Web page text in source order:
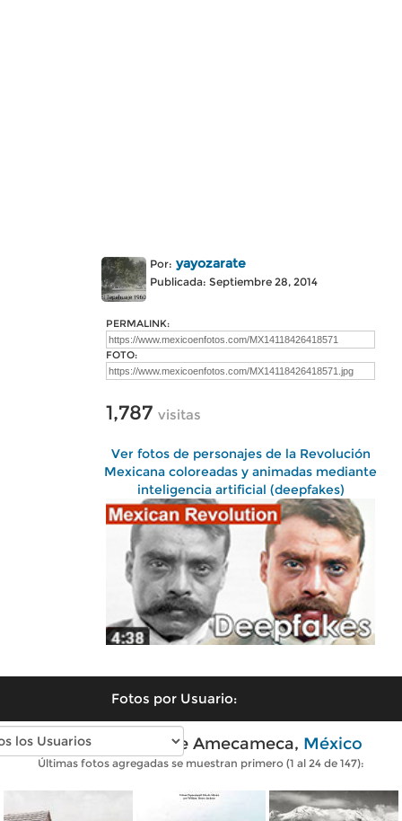
Por: yayozarate
Publicada: Septiembre 28, 2014
PERMALINK:
FOTO:
1,787 visitas
Ver fotos de personajes de la Revolución
Mexicana coloreadas y animadas mediante
inteligencia artificial (deepfakes)
Fotos por Usuario:
Fotos antiguas de Amecameca, México
Últimas fotos agregadas se muestran primero (1 al 24 de 147):